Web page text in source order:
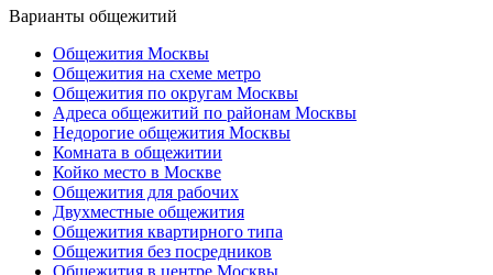
Варианты общежитий
Общежития Москвы
Общежития на схеме метро
Общежития по округам Москвы
Адреса общежитий по районам Москвы
Недорогие общежития Москвы
Комната в общежитии
Койко место в Москве
Общежития для рабочих
Двухместные общежития
Общежития квартирного типа
Общежития без посредников
Общежития в центре Москвы